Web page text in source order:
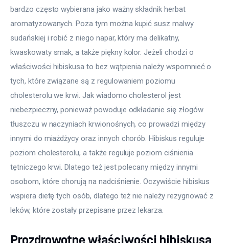
bardzo często wybierana jako ważny składnik herbat
aromatyzowanych. Poza tym można kupić susz malwy
sudańskiej i robić z niego napar, który ma delikatny,
kwaskowaty smak, a także piękny kolor. Jeżeli chodzi o
właściwości hibiskusa to bez wątpienia należy wspomnieć o
tych, które związane są z regulowaniem poziomu
cholesterolu we krwi. Jak wiadomo cholesterol jest
niebezpieczny, ponieważ powoduje odkładanie się złogów
tłuszczu w naczyniach krwionośnych, co prowadzi między
innymi do miażdżycy oraz innych chorób. Hibiskus reguluje
poziom cholesterolu, a także reguluje poziom ciśnienia
tętniczego krwi. Dlatego też jest polecany między innymi
osobom, które chorują na nadciśnienie. Oczywiście hibiskus
wspiera dietę tych osób, dlatego też nie należy rezygnować z
leków, które zostały przepisane przez lekarza.
Prozdrowotne właściwości hibiskusa